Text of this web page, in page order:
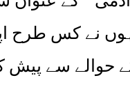
نے کس طرح
حوالے سے پیش